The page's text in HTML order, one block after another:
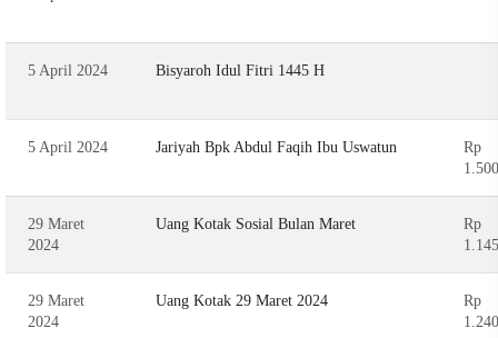
5 April 2024 Bisyaroh Idul Fitri 1445 H
5 April 2024 Jariyah Bpk Abdul Faqih Ibu Uswatun
Rp
29 Maret
2024
Uang Kotak Sosial Bulan Maret
Rp
29 Maret
2024
Uang Kotak 29 Maret 2024
Rp